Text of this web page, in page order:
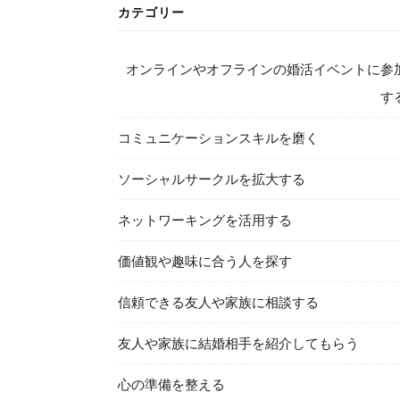
カテゴリー
オンラインやオフラインの婚活イベントに参
す
コミュニケーションスキルを磨く
ソーシャルサークルを拡大する
ネットワーキングを活用する
価値観や趣味に合う人を探す
信頼できる友人や家族に相談する
友人や家族に結婚相手を紹介してもらう
心の準備を整える